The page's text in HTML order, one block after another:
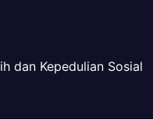
dan Kepedulian Sosial